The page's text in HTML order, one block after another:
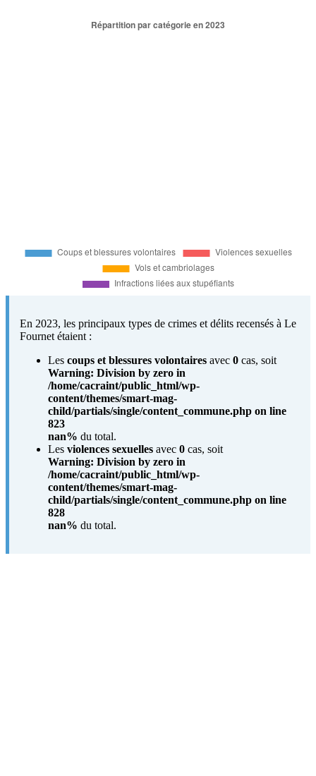
En 2023, les principaux types de crimes et délits recensés à Le
Fournet étaient :
Les coups et blessures volontaires avec 0 cas, soit
Warning: Division by zero in
/home/cacraint/public_html/wp-
content/themes/smart-mag-
child/partials/single/content_commune.php on line
823
nan% du total.
Les violences sexuelles avec 0 cas, soit
Warning: Division by zero in
/home/cacraint/public_html/wp-
content/themes/smart-mag-
child/partials/single/content_commune.php on line
828
nan% du total.